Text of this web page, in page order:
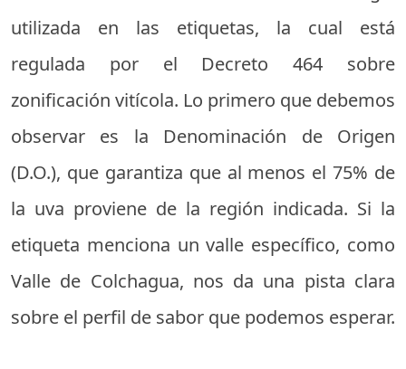
utilizada en las etiquetas, la cual está
regulada por el Decreto 464 sobre
zonificación vitícola. Lo primero que debemos
observar es la Denominación de Origen
(D.O.), que garantiza que al menos el 75% de
la uva proviene de la región indicada. Si la
etiqueta menciona un valle específico, como
Valle de Colchagua, nos da una pista clara
sobre el perfil de sabor que podemos esperar.